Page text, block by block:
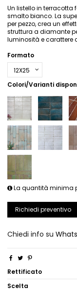
Un listello in
smalto bianco. La
per pezzo, crea un
struttura a diamante
luminosità e carattere
Formato
Colori/Varianti
La quantità minima
Richiedi preventivo
Chiedi info su
Rettificato
Scelta